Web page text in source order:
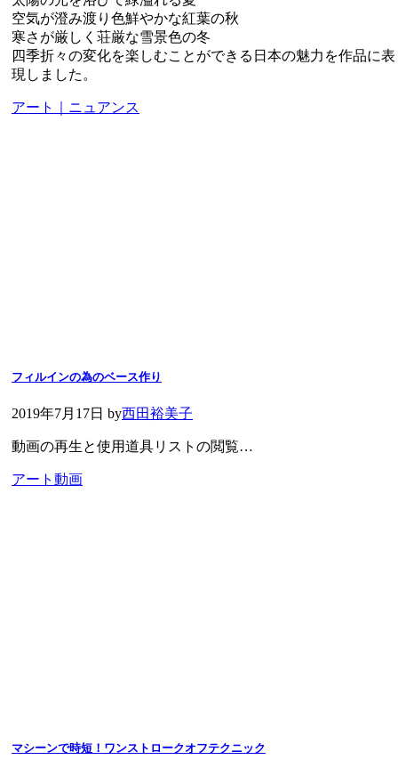
空気が澄み渡り色鮮やかな紅葉の秋
寒さが厳しく荘厳な雪景色の冬
四季折々の変化を楽しむことができる日本の魅力を作品に表
現しました。
アート｜ニュアンス
フィルインの為のベース作り
2019年7月17日 by西田裕美子
動画の再生と使用道具リストの閲覧…
アート動画
マシーンで時短！ワンストロークオフテクニック